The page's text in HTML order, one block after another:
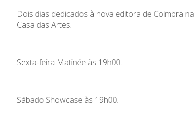
Dois dias dedicados à nova editora de Coimbra na
Casa das Artes.
Sexta-feira Matinée às 19h00.
Sábado Showcase às 19h00.